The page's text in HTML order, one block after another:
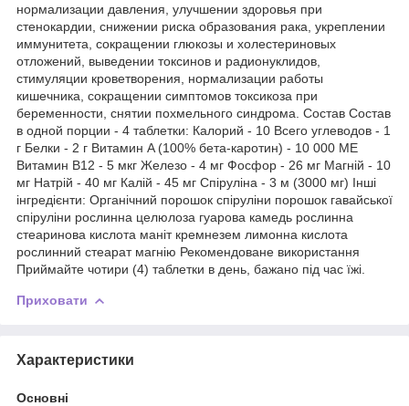
нормализации давления, улучшении здоровья при
стенокардии, снижении риска образования рака, укреплении
иммунитета, сокращении глюкозы и холестериновых
отложений, выведении токсинов и радионуклидов,
стимуляции кроветворения, нормализации работы
кишечника, сокращении симптомов токсикоза при
беременности, снятии похмельного синдрома. Состав Состав
в одной порции - 4 таблетки: Калорий - 10 Всего углеводов - 1
г Белки - 2 г Витамин A (100% бета-каротин) - 10 000 МЕ
Витамин B12 - 5 мкг Железо - 4 мг Фосфор - 26 мг Магній - 10
мг Натрій - 40 мг Калій - 45 мг Спіруліна - 3 м (3000 мг) Інші
інгредієнти: Органічний порошок спіруліни порошок гавайської
спіруліни рослинна целюлоза гуарова камедь рослинна
стеаринова кислота маніт кремнезем лимонна кислота
рослинний стеарат магнію Рекомендоване використання
Приймайте чотири (4) таблетки в день, бажано під час їжі.
Приховати
Характеристики
Основні